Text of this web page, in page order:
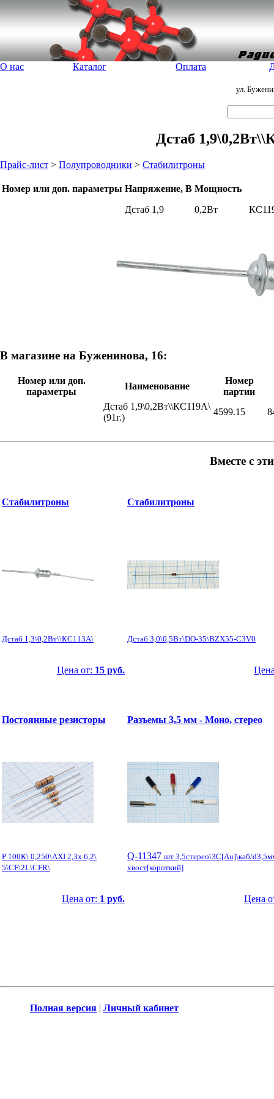
О нас Каталог Оплата
ул.
Дстаб
Прайс-лист > Полупроводники > Стабилитроны
Номер или доп. параметры Напряжение, В Мощность
Дстаб 1,9
0,2Вт
В магазине на Буженинова, 16:
Номер или доп.
параметры
Наименование
Номер
партии
Дстаб 1,9\0,2Вт\\КС119А\
(91г.)
4599.15
Вместе с
Стабилитроны
Дстаб 1,3\0,2Вт\\КС113А\
Цена от: 15 руб.
Стабилитроны
Дстаб 3,0\0,5Вт\DO-35\BZX55-C3V0
Постоянные резисторы
Р 100К\ 0,250\AXI 2,3x 6,2\
5\CF\2L\CFR\
Цена от: 1 руб.
Разъемы 3,5 мм - Моно, стерео
Q-11347 шт 3,5стерео\3C[Au]\каб/
хвост[короткий]
Цена
Полная версия | Личный кабинет